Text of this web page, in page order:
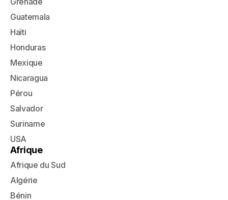
Guatemala
Haïti
Honduras
Mexique
Nicaragua
Pérou
Salvador
Suriname
USA
Afrique
Afrique du Sud
Algérie
Bénin